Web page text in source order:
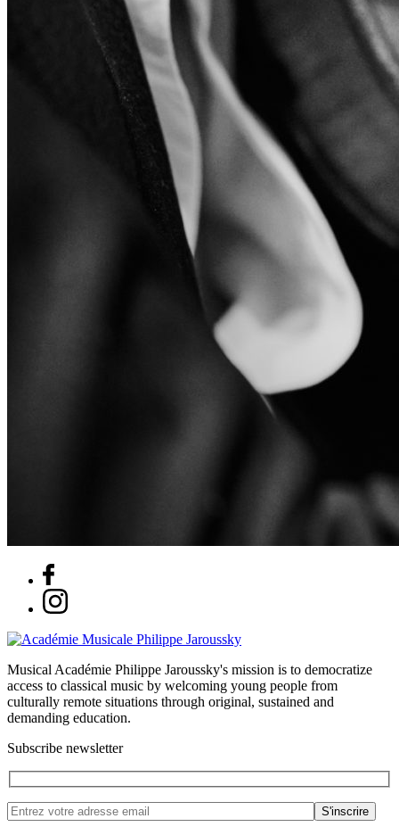
Musical Académie Philippe Jaroussky's mission is to democratize
access to classical music by welcoming young people from
culturally remote situations through original, sustained and
demanding education.
Subscribe newsletter